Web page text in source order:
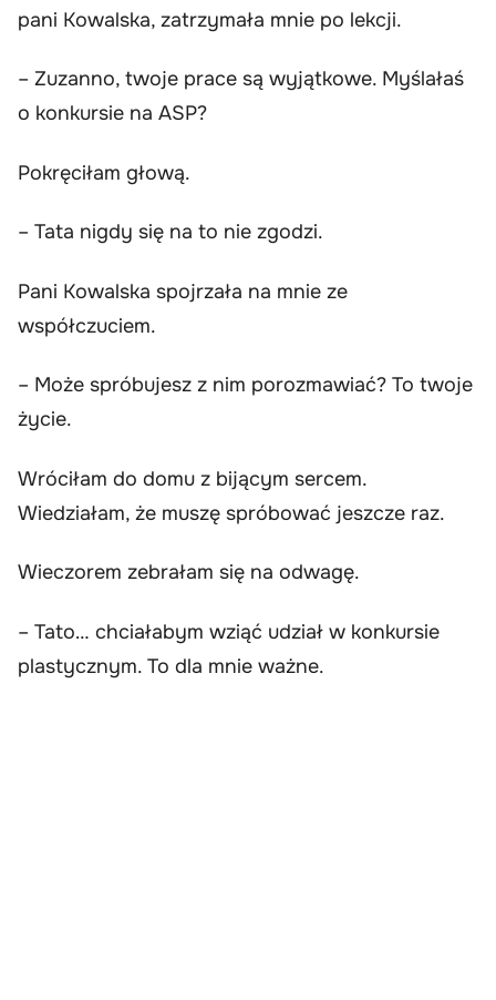
pani Kowalska, zatrzymała mnie po lekcji.
– Zuzanno, twoje prace są wyjątkowe. Myślałaś
o konkursie na ASP?
Pokręciłam głową.
– Tata nigdy się na to nie zgodzi.
Pani Kowalska spojrzała na mnie ze
współczuciem.
– Może spróbujesz z nim porozmawiać? To twoje
życie.
Wróciłam do domu z bijącym sercem.
Wiedziałam, że muszę spróbować jeszcze raz.
Wieczorem zebrałam się na odwagę.
– Tato… chciałabym wziąć udział w konkursie
plastycznym. To dla mnie ważne.